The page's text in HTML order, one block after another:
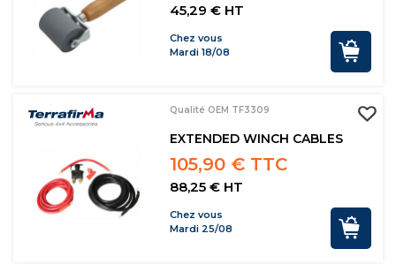
45,29 € HT
Chez vous
Mardi 18/08
Qualité OEM TF3309
EXTENDED WINCH CABLES
105,90 € TTC
88,25 € HT
Chez vous
Mardi 25/08